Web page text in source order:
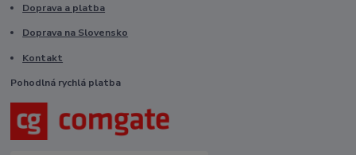
Doprava a platba
Doprava na Slovensko
Kontakt
Pohodlná rychlá platba